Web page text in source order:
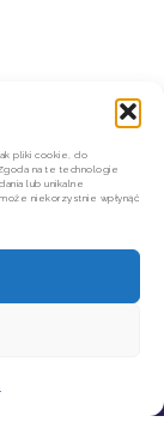
pliki cookie, do
na te technologie
lub unikalne
niekorzystnie wpłynąć